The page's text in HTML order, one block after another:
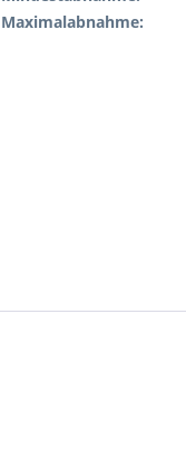
Maximalabnahme: